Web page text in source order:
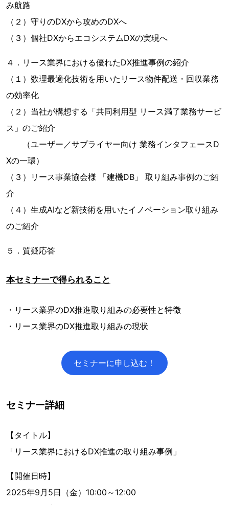
み航路
（２）守りのDXから攻めのDXへ
（３）個社DXからエコシステムDXの実現へ
４．リース業界における優れたDX推進事例の紹介
（１）数理最適化技術を用いたリース物件配送・回収業務
の効率化
（２）当社が構想する「共同利用型 リース満了業務サービ
ス」のご紹介
（ユーザー／サプライヤー向け 業務インタフェースD
Xの一環）
（３）リース事業協会様 「建機DB」 取り組み事例のご紹
介
（４）生成AIなど新技術を用いたイノベーション取り組み
のご紹介
５．質疑応答
本セミナーで得られること
・リース業界のDX推進取り組みの必要性と特徴
・リース業界のDX推進取り組みの現状
セミナーに申し込む！
セミナー詳細
【タイトル】
「リース業界におけるDX推進の取り組み事例」
【開催日時】
2025年9月5日（金）10:00～12:00